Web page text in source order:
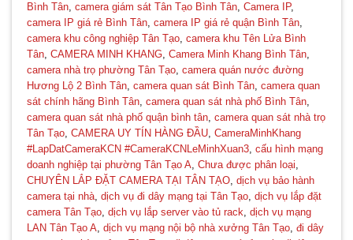
Bình Tân,camera giám sát Tân Tạo Bình Tân,Camera IP,
camera IP giá rẻ Bình Tân,camera IP giá rẻ quận Bình Tân,
camera khu công nghiệp Tân Tạo,camera khu Tên Lửa Bình
Tân,CAMERA MINH KHANG,Camera Minh Khang Bình Tân,
camera nhà trọ phường Tân Tạo,camera quán nước đường
Hương Lộ 2 Bình Tân,camera quan sát Bình Tân,camera quan
sát chính hãng Bình Tân,camera quan sát nhà phố Bình Tân,
camera quan sát nhà phố quận bình tân,camera quan sát nhà trọ
Tân Tạo,CAMERA UY TÍN HÀNG ĐẦU,CameraMinhKhang
#LapDatCameraKCN #CameraKCNLeMinhXuan3,cấu hình mạng
doanh nghiệp tại phường Tân Tạo A,Chưa được phân loại,
CHUYÊN LẮP ĐẶT CAMERA TẠI TÂN TẠO,dịch vụ bảo hành
camera tại nhà,dịch vụ đi dây mạng tại Tân Tạo,dịch vụ lắp đặt
camera Tân Tạo,dịch vụ lắp server vào tủ rack,dịch vụ mạng
LAN Tân Tạo A,dịch vụ mạng nội bộ nhà xưởng Tân Tạo,đi dây